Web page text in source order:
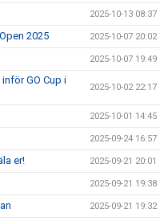
2025-10-13 08:37
2025 2025-10-07 20:02
2025-10-07 19:49
GO Cup i
2025-10-02 22:17
2025-10-01 14:45
2025-09-24 16:57
er! 2025-09-21 20:01
2025-09-21 19:38
2025-09-21 19:32